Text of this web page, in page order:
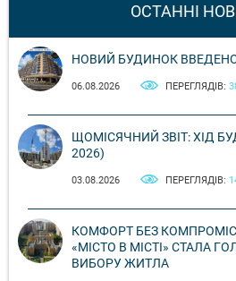
ОСТАННІ
НОВИЙ БУДИНОК
06.08.2026 ПЕРЕГЛЯДІВ:
ЩОМІСЯЧНИЙ ЗВІТ: ХІД
2026)
03.08.2026 ПЕРЕГЛЯДІВ:
КОМФОРТ БЕЗ
«МІСТО В МІСТІ» СТАЛА
ВИБОРУ ЖИТЛА